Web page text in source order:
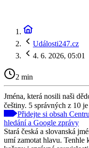
Události247.cz
4. 6. 2026, 05:01
2 min
Jména, která nosili naši
češtiny. 5 správných z 10
Přidejte si obsah
hledání a Google zprávy
Stará česká a slovanská
umí zamotat hlavu. Tenhle